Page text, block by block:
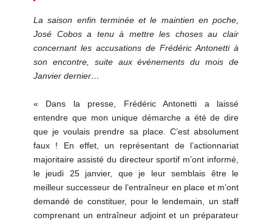
La saison enfin terminée et le maintien en poche,
José Cobos a tenu à mettre les choses au clair
concernant les accusations de Frédéric Antonetti à
son encontre, suite aux événements du mois de
Janvier dernier…
« Dans la presse, Frédéric Antonetti a laissé
entendre que mon unique démarche a été de dire
que je voulais prendre sa place. C’est absolument
faux ! En effet, un représentant de l’actionnariat
majoritaire assisté du directeur sportif m’ont informé,
le jeudi 25 janvier, que je leur semblais être le
meilleur successeur de l’entraîneur en place et m’ont
demandé de constituer, pour le lendemain, un staff
comprenant un entraîneur adjoint et un préparateur